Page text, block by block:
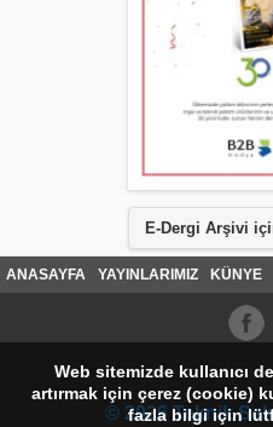
E-Dergi Arşivi
Web sitemizde kullanıcı
artırmak için çerez (cookie)
fazla bilgi için
ANASAYFA YAYINLARIMIZ KÜNYE
© 2026 Teknik